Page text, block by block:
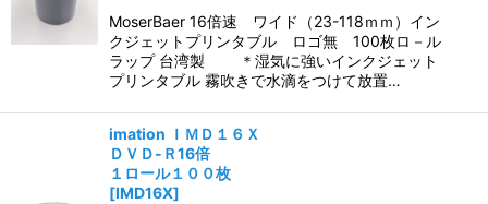
MoserBaer 16倍速 ワイド（23-118ｍｍ）イン
クジェットプリンタブル ロゴ無 100枚ロ－ル
ラップ 台湾製 ＊湿気に強いインクジェット
プリンタブル 霧吹きで水滴をつけて放置…
imation ＩＭＤ１６Ｘ
ＤＶＤ-Ｒ16倍
１ロール１００枚
[IMD16X]